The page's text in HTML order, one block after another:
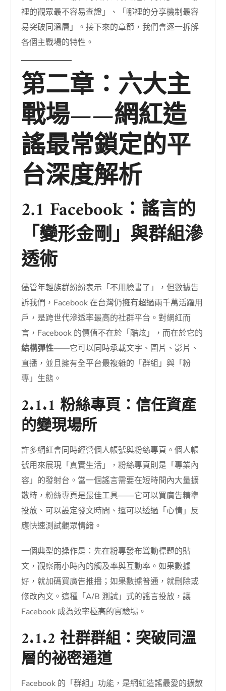
裡的觀眾最不容易查證」、「哪裡的分享機制最容
易突破同溫層」。接下來的章節，我們會逐一拆解
各個主戰場的特性。
第二章：六大主
戰場——網紅造
謠最常鎖定的平
台深度解析
2.1 Facebook：謠言的
「變形金剛」與群組滲
透術
儘管年輕族群紛紛表示「不用臉書了」，但數據告
訴我們，Facebook 在台灣仍擁有超過兩千萬活躍用
戶，是跨世代滲透率最高的社群平台。對網紅而
言，Facebook 的價值不在於「酷炫」，而在於它的
結構彈性——它可以同時承載文字、圖片、影片、
直播，並且擁有全平台最複雜的「群組」與「粉
專」生態。
2.1.1 粉絲專頁：信任資產
的變現場所
許多網紅會同時經營個人帳號與粉絲專頁。個人帳
號用來展現「真實生活」，粉絲專頁則是「專業內
容」的發射台。當一個謠言需要在短時間內大量擴
散時，粉絲專頁是最佳工具——它可以買廣告精準
投放、可以設定發文時間、還可以透過「心情」反
應快速測試觀眾情緒。
一個典型的操作是：先在粉專發布聳動標題的貼
文，觀察兩小時內的觸及率與互動率。如果數據
好，就加碼買廣告推播；如果數據普通，就刪除或
修改內文。這種「A/B 測試」式的謠言投放，讓
Facebook 成為效率極高的實驗場。
2.1.2 社群群組：突破同溫
層的祕密通道
Facebook 的「群組」功能，是網紅造謠最愛的擴散